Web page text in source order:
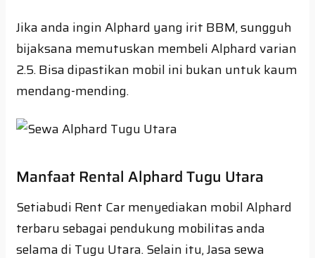
Jika anda ingin Alphard yang irit BBM, sungguh
bijaksana memutuskan membeli Alphard varian
2.5. Bisa dipastikan mobil ini bukan untuk kaum
mendang-mending.
Manfaat Rental Alphard Tugu Utara
Setiabudi Rent Car menyediakan mobil Alphard
terbaru sebagai pendukung mobilitas anda
selama di Tugu Utara. Selain itu, Jasa sewa